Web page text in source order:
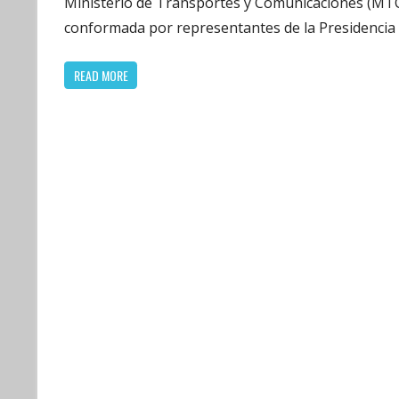
conformada por representantes de la Presidencia
READ MORE